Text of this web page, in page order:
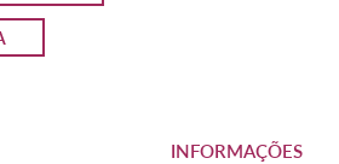
INFORMAÇÕES